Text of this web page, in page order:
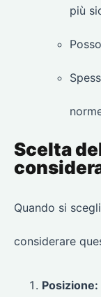
più
Scelta
Quando si
considerare
Posizione: